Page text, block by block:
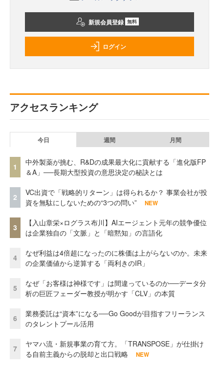
新規会員登録 無料
ログイン
アクセスランキング
今日 週間 月間
1
中外製薬が挑む、R&Dの成果最大化に貢献する「進化版FP
＆A」──長期大型投資の意思決定の秘訣とは
2
VC出資で「戦略的リターン」は得られるか？ 事業会社が投
資を無駄にしないための“3つの問い”
NEW
3
【入山章栄×ログラス布川】AIエージェント元年の競争優位
は企業独自の「文脈」と「暗黙知」の言語化
4
なぜ利益は4倍超になったのに株価は上がらないのか。未来
の企業価値から逆算する「両利きのIR」
5
なぜ「お客様は神様です」は間違っているのか──データ分
析の巨匠フェーダー教授が明かす「CLV」の本質
6
業務委託は“資本”になる──Go Goodが目指すフリーランス
のタレントプール活用
7
ヤマハ流・新規事業の育て方。「TRANSPOSE」が仕掛け
る自前主義からの脱却と出口戦略
NEW